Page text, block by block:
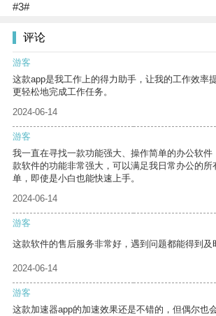
#3#
评论
游客
这款app是我工作上的得力助手，让我的工作效率
更轻松地完成工作任务。
2024-06-14
游客
我一直在寻找一款功能强大、操作简单的办公软件
款软件的功能非常强大，可以满足我日常办公的所
单，即使是小白也能快速上手。
2024-06-14
游客
这款软件的售后服务非常好，遇到问题都能得到及
2024-06-14
游客
这款加速器app的加速效果还是不错的，但偶尔也